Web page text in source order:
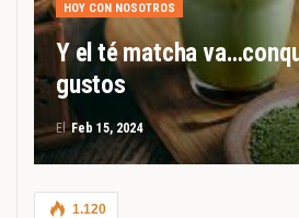
HOY CON NOSOTROS
Y el té matcha
gustos
ElFeb 15, 2024
1.120